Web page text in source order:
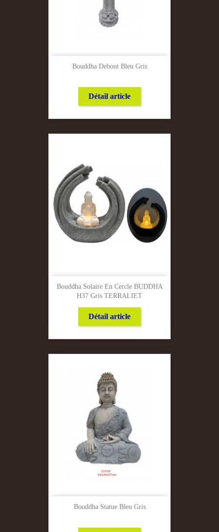
Bouddha Debout Bleu Gris
Détail article
Bouddha Solaire En Cercle BUDDHA
H37 Gris TERRALIET
Détail article
Bouddha Statue Bleu Gris